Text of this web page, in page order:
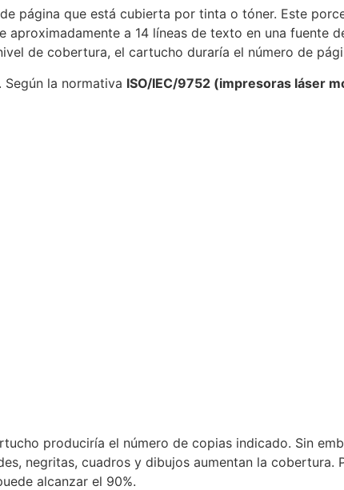
página que está cubierta por tinta o tóner. Este
a 14 líneas de texto en una fuente
de cobertura, el cartucho duraría el número de
la normativa ISO/IEC/9752 (impresoras láser
produciría el número de copias indicado. Sin
negritas, cuadros y dibujos aumentan la cobertura.
alcanzar el 90%.